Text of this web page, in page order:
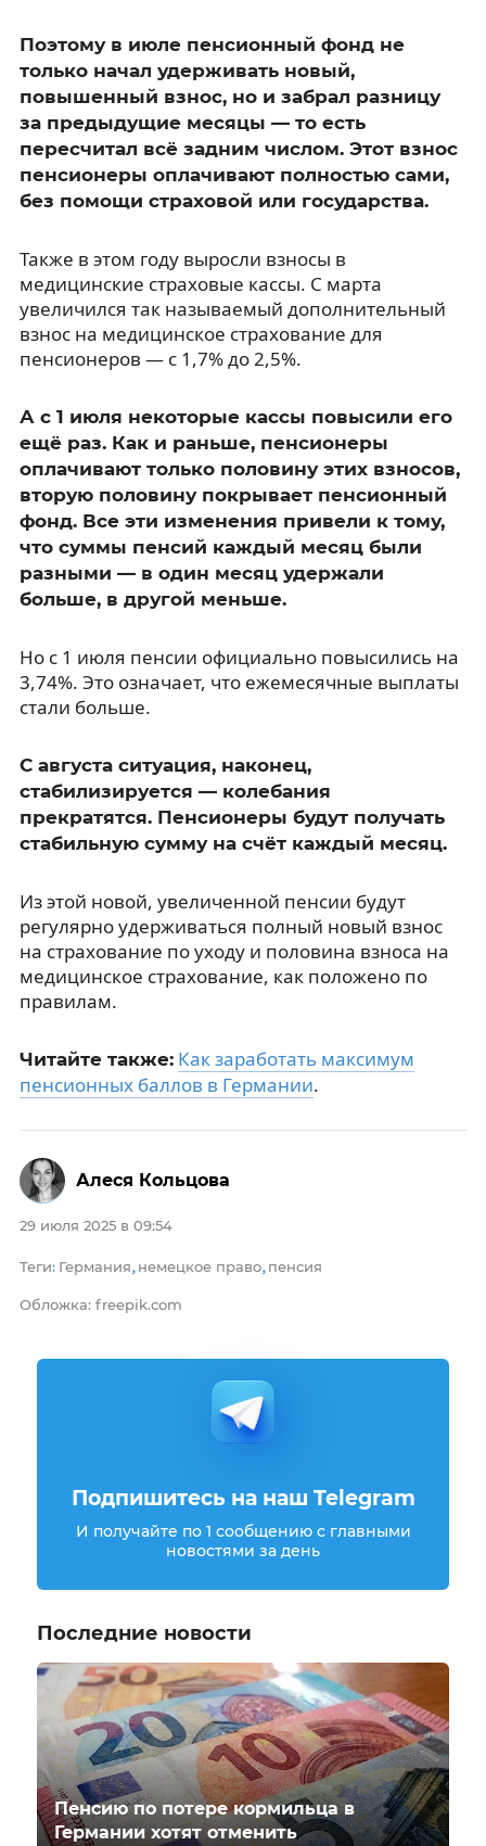
Поэтому в июле пенсионный фонд не
только начал удерживать новый,
повышенный взнос, но и забрал разницу
за предыдущие месяцы — то есть
пересчитал всё задним числом. Этот взнос
пенсионеры оплачивают полностью сами,
без помощи страховой или государства.
Также в этом году выросли взносы в
медицинские страховые кассы. С марта
увеличился так называемый дополнительный
взнос на медицинское страхование для
пенсионеров — с 1,7% до 2,5%.
А с 1 июля некоторые кассы повысили его
ещё раз. Как и раньше, пенсионеры
оплачивают только половину этих взносов,
вторую половину покрывает пенсионный
фонд. Все эти изменения привели к тому,
что суммы пенсий каждый месяц были
разными — в один месяц удержали
больше, в другой меньше.
Но с 1 июля пенсии официально повысились на
3,74%. Это означает, что ежемесячные выплаты
стали больше.
С августа ситуация, наконец,
стабилизируется — колебания
прекратятся. Пенсионеры будут получать
стабильную сумму на счёт каждый месяц.
Из этой новой, увеличенной пенсии будут
регулярно удерживаться полный новый взнос
на страхование по уходу и половина взноса на
медицинское страхование, как положено по
правилам.
Читайте также: Как заработать максимум
пенсионных баллов в Германии.
29 июля 2025 в 09:54
Теги: Германия, немецкое право, пенсия
Обложка: freepik.com
Алеся Кольцова
Подпишитесь на наш Telegram
И получайте по 1 сообщению с главными
новостями за день
Последние новости
Пенсию по потере кормильца в
Германии хотят отменить